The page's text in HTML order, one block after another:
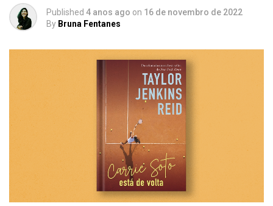
Published 4 anos ago on 16 de novembro de 2022
By Bruna Fentanes